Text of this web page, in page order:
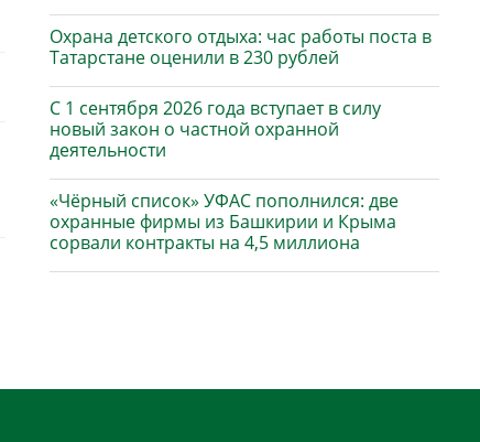
Охрана детского отдыха: час работы поста в
Татарстане оценили в 230 рублей
С 1 сентября 2026 года вступает в силу
новый закон о частной охранной
деятельности
«Чёрный список» УФАС пополнился: две
охранные фирмы из Башкирии и Крыма
сорвали контракты на 4,5 миллиона